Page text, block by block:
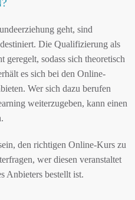
geht, sind
Die Qualifizierung als
sodass sich theoretisch
es sich bei den Online-
Wer sich dazu berufen
weiterzugeben, kann einen
den richtigen Online-Kurs zu
wer diesen veranstaltet
Anbieters bestellt ist.